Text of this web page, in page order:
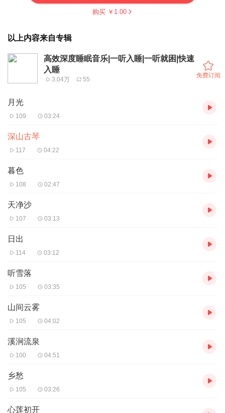
购买 ￥ 1.00
以上内容来自专辑
高效深度睡眠音乐|一听入睡|一听就困|快速
入睡
3.04万 55
免费订阅
月光
109 03:24
深山古琴
117 04:22
暮色
108 02:47
天净沙
107 03:13
日出
114 03:12
听雪落
105 03:35
山间云雾
105 04:02
溪涧流泉
100 04:51
乡愁
105 03:26
心莲初开